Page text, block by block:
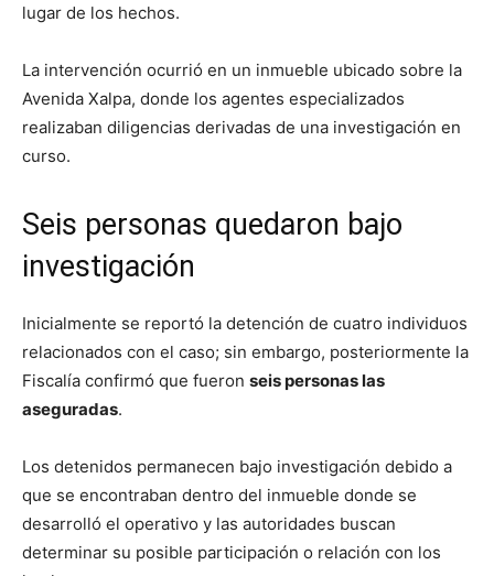
lugar de los hechos.
La intervención ocurrió en un inmueble ubicado sobre la
Avenida Xalpa, donde los agentes especializados
realizaban diligencias derivadas de una investigación en
curso.
Seis personas quedaron bajo
investigación
Inicialmente se reportó la detención de cuatro individuos
relacionados con el caso; sin embargo, posteriormente la
Fiscalía confirmó que fueron seis personas las
aseguradas.
Los detenidos permanecen bajo investigación debido a
que se encontraban dentro del inmueble donde se
desarrolló el operativo y las autoridades buscan
determinar su posible participación o relación con los